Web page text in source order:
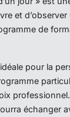
et d’observer
de
pour la
échanger